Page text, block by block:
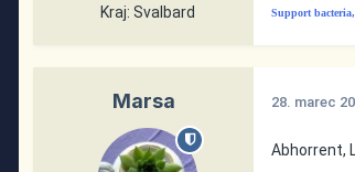
Kraj: Svalbard Support
Marsa 28. marec
Abhorrent,